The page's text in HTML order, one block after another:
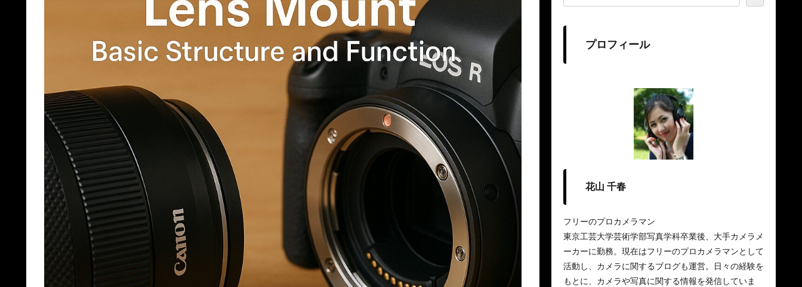
プロフィール
花山 千春
フリーのプロカメラマン
東京工芸大学芸術学部写真学科卒業後、大手カメラメ
ーカーに勤務。現在はフリーのプロカメラマンとして
活動し、カメラに関するブログも運営。日々の経験を
もとに、カメラや写真に関する情報を発信していま